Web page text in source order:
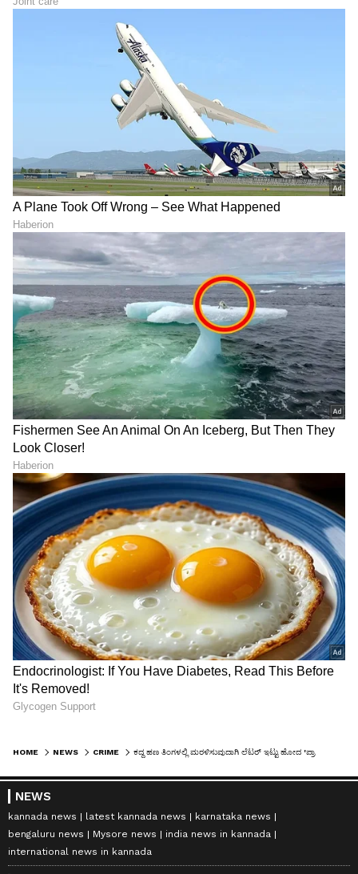
HOME NEWS CRIME
NEWS
kannada news latest kannada news
karnataka news
bengaluru news
Mysore news
india news in kannada
international news in kannada